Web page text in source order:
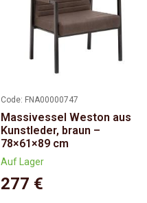
Code: FNA00000747
Massivessel Weston aus
Kunstleder, braun –
78×61×89 cm
Auf Lager
277 €